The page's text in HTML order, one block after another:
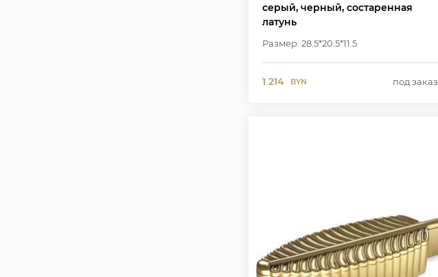
серый, черный, состаренная
латунь
Размер: 28.5*20.5*11.5
1 214 BYN под заказ